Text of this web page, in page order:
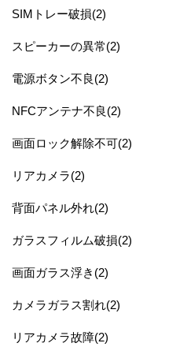
SIMトレー破損(2)
スピーカーの異常(2)
電源ボタン不良(2)
NFCアンテナ不良(2)
画面ロック解除不可(2)
リアカメラ(2)
背面パネル外れ(2)
ガラスフィルム破損(2)
画面ガラス浮き(2)
カメラガラス割れ(2)
リアカメラ故障(2)